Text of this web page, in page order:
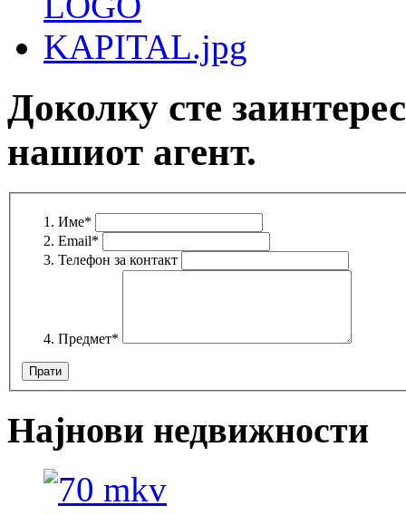
Доколку сте
нашиот агент.
Име*
Email*
Телефон за контакт
Предмет*
Најнови недвижности